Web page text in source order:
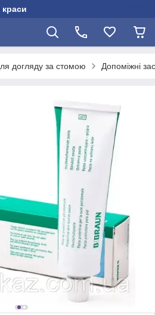
догляду за стомою Допоміжні